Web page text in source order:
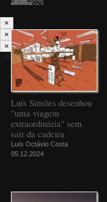
29.01.2025
Luís Simões desenhou
"uma viagem
extraordinária" sem
sair da cadeira
Luís Octávio Costa
05.12.2024
×
×
×
--%>